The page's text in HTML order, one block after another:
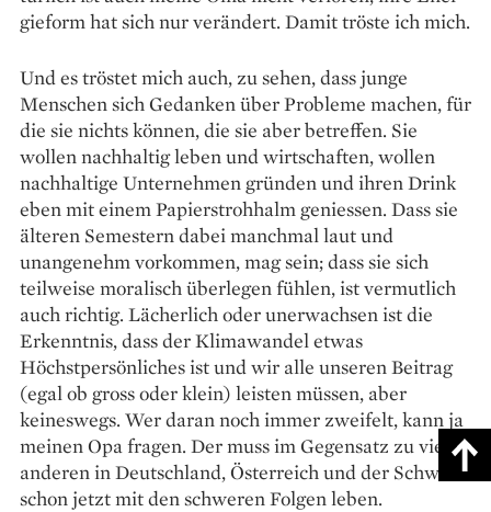
gieform hat sich nur verändert. Damit tröste ich mich.
Und es tröstet mich auch, zu sehen, dass junge
Menschen sich Gedanken über Probleme machen, für
die sie nichts können, die sie aber betreffen. Sie
wollen nachhaltig leben und wirtschaften, wollen
nachhaltige Unternehmen gründen und ihren Drink
eben mit einem Papierstrohhalm geniessen. Dass sie
älteren Semestern dabei manchmal laut und
unangenehm vorkommen, mag sein; dass sie sich
teilweise moralisch überlegen fühlen, ist ver­mutlich
auch richtig. Lächerlich oder unerwachsen ist die
Erkenntnis, dass der Klimawandel etwas
Höchstpersönliches ist und wir alle unseren Beitrag
(egal ob gross oder klein) leisten müssen, aber
keineswegs. Wer daran noch immer zweifelt, kann ja
meinen Opa fragen. Der muss im Gegensatz zu vielen
anderen in Deutschland, Österreich und der Schweiz
schon jetzt mit den schweren Folgen leben.